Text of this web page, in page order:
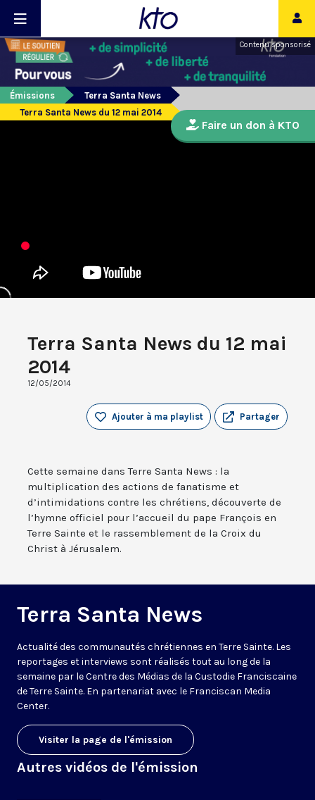
Contenu sponsorisé
Émissions
Terra Santa News
Terra Santa News du 12 mai 2014
Terra Santa News du 12 mai
2014
12/05/2014
Partager
Ajouter à ma playlist
Cette semaine dans Terre Santa News : la
multiplication des actions de fanatisme et
d’intimidations contre les chrétiens, découverte de
l’hymne officiel pour l’accueil du pape François en
Terre Sainte et le rassemblement de la Croix du
Christ à Jérusalem.
Terra Santa News
Actualité des communautés chrétiennes en Terre Sainte. Les
reportages et interviews sont réalisés tout au long de la
semaine par le Centre des Médias de la Custodie Franciscaine
de Terre Sainte. En partenariat avec le Franciscan Media
Center.
Visiter la page de l'émission
Autres vidéos de l'émission
Faire un don à KTO